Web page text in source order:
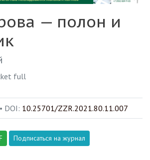
— полон и
full
DOI: 10.25701/ZZR.2021.80.11.007
Подписаться на журнал